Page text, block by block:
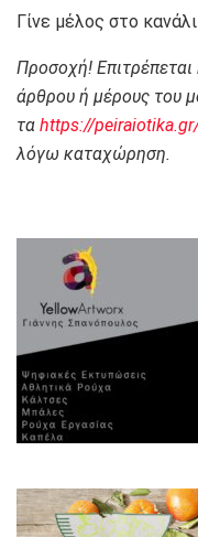
Γίνε μέλος στο
Προσοχή!
άρθρου ή μέρους του
τα https://
λόγω καταχώρηση.